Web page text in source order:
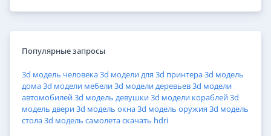
Популярные запросы
3d модель человека3d модели для 3d принтера3d модель
дома3d модели мебели3d модели деревьев3d модели
автомобилей3d модель девушки3d модели кораблей3d
модель двери3d модель окна3d модель оружия 3d модель
стола3d модель самолетаскачать hdri